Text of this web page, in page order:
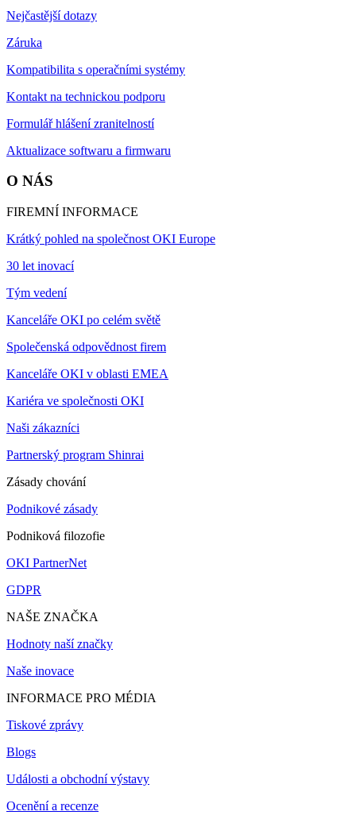
Nejčastější dotazy
Záruka
Kompatibilita s operačními systémy
Kontakt na technickou podporu
Formulář hlášení zranitelností
Aktualizace softwaru a firmwaru
O NÁS
FIREMNÍ INFORMACE
Krátký pohled na společnost OKI Europe
30 let inovací
Tým vedení
Kanceláře OKI po celém světě
Společenská odpovědnost firem
Kanceláře OKI v oblasti EMEA
Kariéra ve společnosti OKI
Naši zákazníci
Partnerský program Shinrai
Zásady chování
Podnikové zásady
Podniková filozofie
OKI PartnerNet
GDPR
NAŠE ZNAČKA
Hodnoty naší značky
Naše inovace
INFORMACE PRO MÉDIA
Tiskové zprávy
Blogs
Události a obchodní výstavy
Ocenění a recenze